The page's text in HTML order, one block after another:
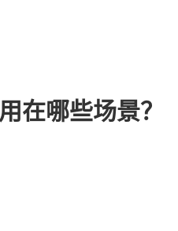
在哪些场景？